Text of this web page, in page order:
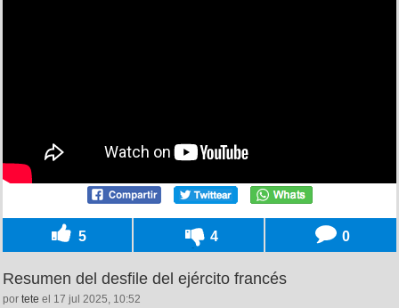
5 4 0
Resumen del desfile del ejército francés
por tete el 17 jul 2025, 10:52